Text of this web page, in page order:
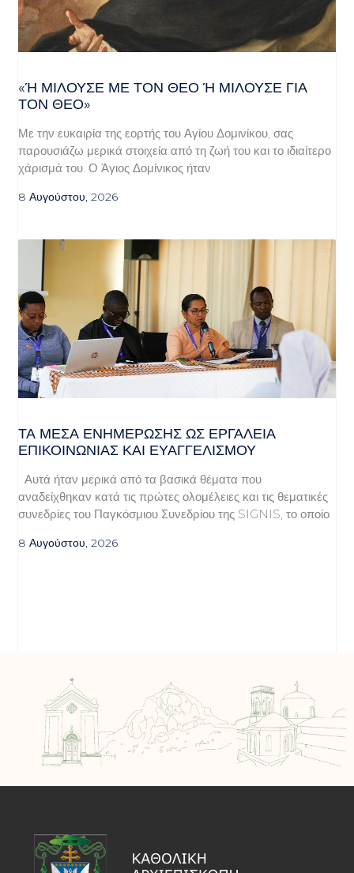
«Ή ΜΙΛΟΎΣΕ ΜΕ ΤΟΝ ΘΕΌ Ή ΜΙΛΟΎΣΕ ΓΙΑ ΤΟ
Ν ΘΕΌ»
Με την ευκαιρία της εορτής του Αγίου Δομινίκου, σας
παρουσιάζω μερικά στοιχεία από τη ζωή του και το ιδιαίτερο
χάρισμά του. Ο Άγιος Δομίνικος ήταν
8 Αυγούστου, 2026
ΤΑ ΜΈΣΑ ΕΝΗΜΈΡΩΣΗΣ ΩΣ ΕΡΓΑΛΕΊΑ
ΕΠΙΚΟΙΝΩΝΊΑΣ ΚΑΙ ΕΥΑΓΓΕΛΙΣΜΟΎ
Αυτά ήταν μερικά από τα βασικά θέματα που
αναδείχθηκαν κατά τις πρώτες ολομέλειες και τις θεματικές
συνεδρίες του Παγκόσμιου Συνεδρίου της SIGNIS, το οποίο
8 Αυγούστου, 2026